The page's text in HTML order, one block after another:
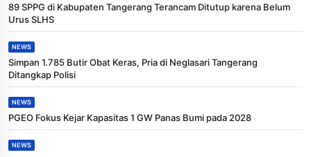
89 SPPG di Kabupaten Tangerang Terancam Ditutup karena Belum
Urus SLHS
NEWS
Simpan 1.785 Butir Obat Keras, Pria di Neglasari Tangerang
Ditangkap Polisi
NEWS
PGEO Fokus Kejar Kapasitas 1 GW Panas Bumi pada 2028
NEWS